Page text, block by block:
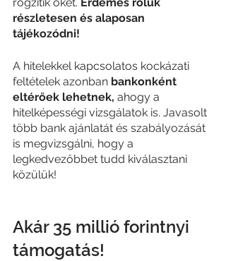
részletesen és alaposan
tájékozódni!
A hitelekkel kapcsolatos kockázati
feltételek azonban bankonként
eltérőek lehetnek, ahogy a
hitelképességi vizsgálatok is. Javasolt
több bank ajánlatát és szabályozását
is megvizsgálni, hogy a
legkedvezőbbet tudd kiválasztani
közülük!
Akár 35 millió forintnyi
támogatás!